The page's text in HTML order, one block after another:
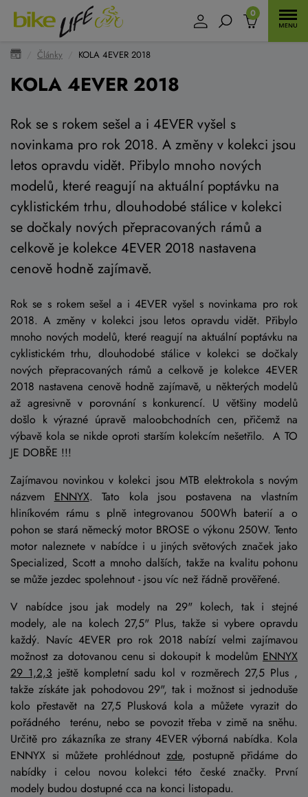
0
Články KOLA 4EVER 2018
KOLA 4EVER 2018
Rok se s rokem sešel a i 4EVER vyšel s
novinkama pro rok 2018. A změny v kolekci jsou
letos opravdu vidět. Přibylo mnoho nových
modelů, které reagují na aktuální poptávku na
cyklistickém trhu, dlouhodobé stálice v kolekci
se dočkaly nových přepracovaných rámů a
celkově je kolekce 4EVER 2018 nastavena
cenově hodně zajímavě.
Rok se s rokem sešel a i 4EVER vyšel s novinkama pro rok
2018. A změny v kolekci jsou letos opravdu vidět. Přibylo
mnoho nových modelů, které reagují na aktuální poptávku na
cyklistickém trhu, dlouhodobé stálice v kolekci se dočkaly
nových přepracovaných rámů a celkově je kolekce 4EVER
2018 nastavena cenově hodně zajímavě, u některých modelů
až agresivně v porovnání s konkurencí. U většiny modelů
došlo k výrazné úpravě maloobchodních cen, přičemž na
výbavě kola se nikde oproti starším kolekcím nešetřilo. A TO
JE DOBŘE !!!
Zajímavou novinkou v kolekci jsou MTB elektrokola s novým
názvem ENNYX. Tato kola jsou postavena na vlastním
hliníkovém rámu s plně integrovanou 500Wh baterií a o
pohon se stará německý motor BROSE o výkonu 250W. Tento
motor naleznete v nabídce i u jiných světových značek jako
Specialized, Scott a mnoho dalších, takže na kvalitu pohonu
se může jezdec spolehnout - jsou víc než řádně prověřené.
V nabídce jsou jak modely na 29" kolech, tak i stejné
modely, ale na kolech 27,5" Plus, takže si vybere opravdu
každý. Navíc 4EVER pro rok 2018 nabízí velmi zajímavou
možnost za dotovanou cenu si dokoupit k modelům ENNYX
29 1,2,3 ještě kompletní sadu kol v rozměrech 27,5 Plus ,
takže získáte jak pohodovou 29", tak i možnost si jednoduše
kolo přestavět na 27,5 Plusková kola a můžete vyrazit do
pořádného terénu, nebo se povozit třeba v zimě na sněhu.
Určitě pro zákazníka ze strany 4EVER výborná nabídka. Kola
ENNYX si můžete prohlédnoutzde, postupně přidáme do
nabídky i celou novou kolekci této české značky. První
modely budou dostupné cca na konci listopadu.